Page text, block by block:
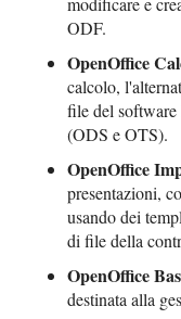
ODF.
OpenOffice
calcolo,
file del
(ODS e OTS).
OpenOffice
presentazioni,
usando dei
di file della
OpenOffice
destinata alla